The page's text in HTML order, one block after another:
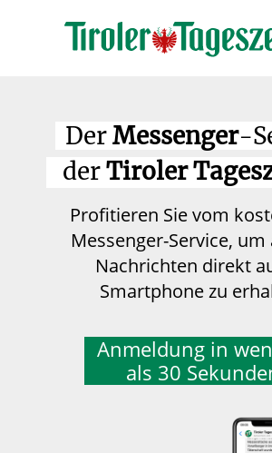
DerMessenger-
derTiroler
Profitieren Sie vom
Messenger-Service,
Nachrichten direkt
Smartphone zu
Anmeldung in
als 30